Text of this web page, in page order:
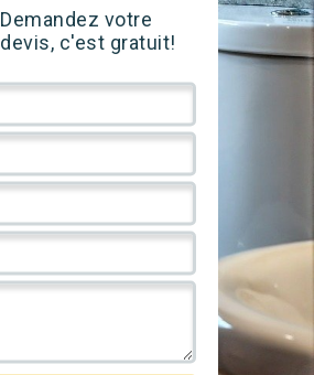
Demandez votre
devis, c'est gratuit!